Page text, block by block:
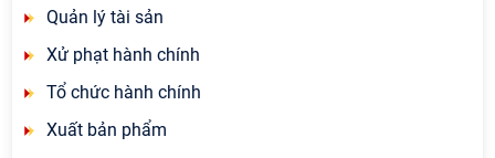
Quản lý tài sản
Xử phạt hành chính
Tổ chức hành chính
Xuất bản phẩm